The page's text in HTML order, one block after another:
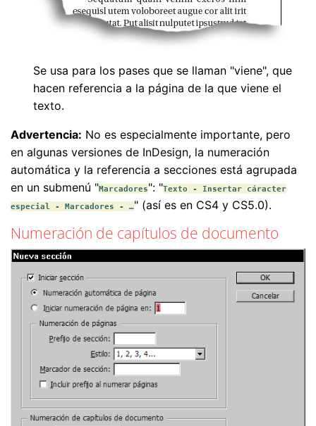
Se usa para los pases que se llaman "viene", que
hacen referencia a la página de la que viene el
texto.
Advertencia: No es especialmente importante, pero
en algunas versiones de InDesign, la numeración
automática y la referencia a secciones está agrupada
en un submenú "Marcadores": "Texto - Insertar cáracter
especial - Marcadores - …" (así es en CS4 y CS5.0).
Numeración de capítulos de documento